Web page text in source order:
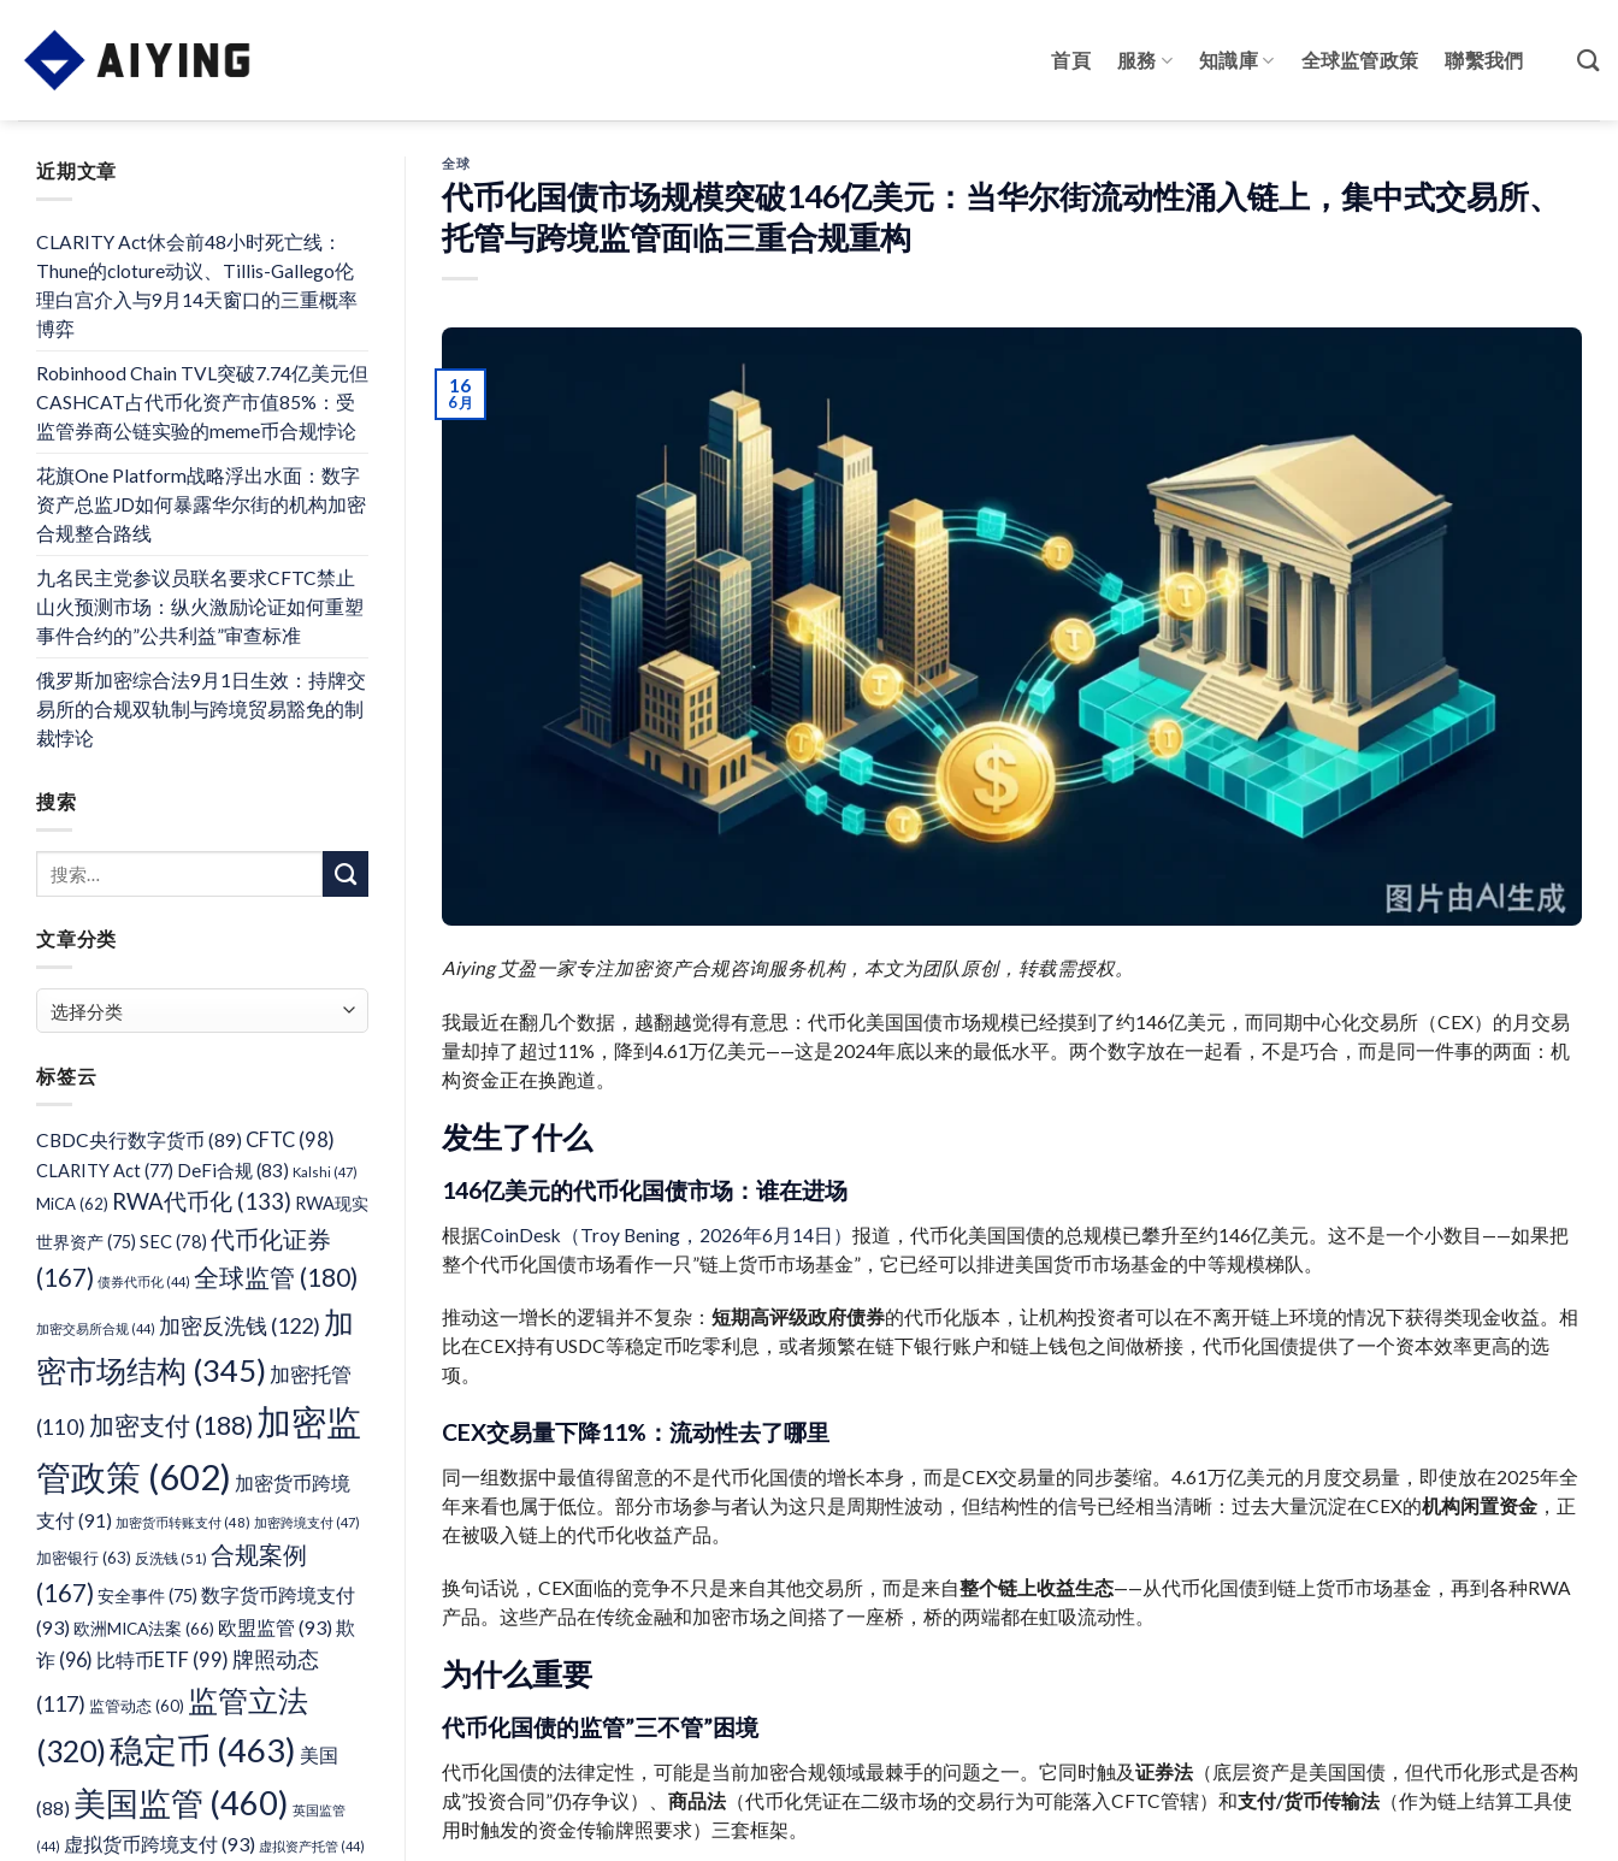
content
首頁 服務 知識庫 全球监管政策 聯繫我們
近期文章
CLARITY Act休会前48小时死亡线：
Thune的cloture动议、Tillis-Gallego伦
理白宫介入与9月14天窗口的三重概率
博弈
Robinhood Chain TVL突破7.74亿美元但
CASHCAT占代币化资产市值85%：受
监管券商公链实验的meme币合规悖论
花旗One Platform战略浮出水面：数字
资产总监JD如何暴露华尔街的机构加密
合规整合路线
九名民主党参议员联名要求CFTC禁止
山火预测市场：纵火激励论证如何重塑
事件合约的”公共利益”审查标准
俄罗斯加密综合法9月1日生效：持牌交
易所的合规双轨制与跨境贸易豁免的制
裁悖论
搜索
文章分类
章
类
标签云
CBDC央行数字货币 (89) CFTC (98)
CLARITY Act(77) DeFi合规(83) Kalshi (47)
MiCA(62) RWA代币化 (133) RWA现实
世界资产(75) SEC(78) 代币化证券
(167) 债券代币化 (44) 全球监管 (180)
加密交易所合规 (44) 加密反洗钱 (122) 加
密市场结构 (345) 加密托管
(110) 加密支付 (188) 加密监
管政策 (602) 加密货币跨境
支付(91) 加密货币转账支付 (48) 加密跨境支付 (47)
加密银行(63) 反洗钱(51) 合规案例
(167) 安全事件(75) 数字货币跨境支付
(93)欧洲MICA法案 (66) 欧盟监管 (93)欺
诈 (96) 比特币ETF (99) 牌照动态
(117) 监管动态(60) 监管立法
(320)稳定币 (463) 美国
(88) 美国监管 (460) 英国监管
(44) 虚拟货币跨境支付(93) 虚拟资产托管 (44)
全球
代币化国债市场规模突破146亿美元：当华尔街流动性涌入链上，集中式交易所、
托管与跨境监管面临三重合规重构
16
6 月
Aiying 艾盈一家专注加密资产合规咨询服务机构，本文为团队原创，转载需授权。
我最近在翻几个数据，越翻越觉得有意思：代币化美国国债市场规模已经摸到了约146亿美元，而同期中心化交易所（CEX）的月交易
量却掉了超过11%，降到4.61万亿美元——这是2024年底以来的最低水平。两个数字放在一起看，不是巧合，而是同一件事的两面：机
构资金正在换跑道。
发生了什么
146亿美元的代币化国债市场：谁在进场
根据CoinDesk（Troy Bening，2026年6月14日） 报道，代币化美国国债的总规模已攀升至约146亿美元。这不是一个小数目——如果把
整个代币化国债市场看作一只”链上货币市场基金”，它已经可以排进美国货币市场基金的中等规模梯队。
推动这一增长的逻辑并不复杂： 短期高评级政府债券的代币化版本，让机构投资者可以在不离开链上环境的情况下获得类现金收益。相
比在CEX持有USDC等稳定币吃零利息，或者频繁在链下银行账户和链上钱包之间做桥接，代币化国债提供了一个资本效率更高的选
项。
CEX交易量下降11%：流动性去了哪里
同一组数据中最值得留意的不是代币化国债的增长本身，而是CEX交易量的同步萎缩。4.61万亿美元的月度交易量，即使放在2025年全
年来看也属于低位。部分市场参与者认为这只是周期性波动，但结构性的信号已经相当清晰：过去大量沉淀在CEX的机构闲置资金 ，正
在被吸入链上的代币化收益产品。
换句话说，CEX面临的竞争不只是来自其他交易所，而是来自整个链上收益生态——从代币化国债到链上货币市场基金，再到各种RWA
产品。这些产品在传统金融和加密市场之间搭了一座桥，桥的两端都在虹吸流动性。
为什么重要
代币化国债的监管”三不管”困境
代币化国债的法律定性，可能是当前加密合规领域最棘手的问题之一。它同时触及证券法 （底层资产是美国国债，但代币化形式是否构
成”投资合同”仍存争议）、 商品法 （代币化凭证在二级市场的交易行为可能落入CFTC管辖）和支付/货币传输法 （作为链上结算工具使
用时触发的资金传输牌照要求）三套框架。